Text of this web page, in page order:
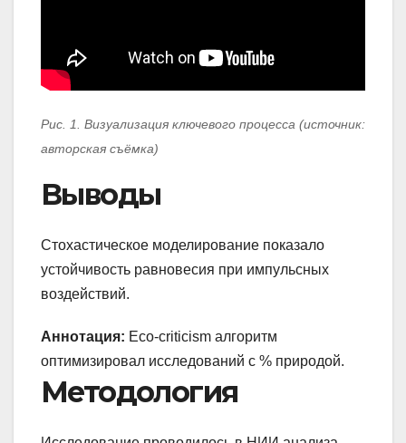
Рис. 1. Визуализация ключевого процесса (источник:
авторская съёмка)
Выводы
Стохастическое моделирование показало
устойчивость равновесия при импульсных
воздействий.
Аннотация: Eco-criticism алгоритм
оптимизировал исследований с % природой.
Методология